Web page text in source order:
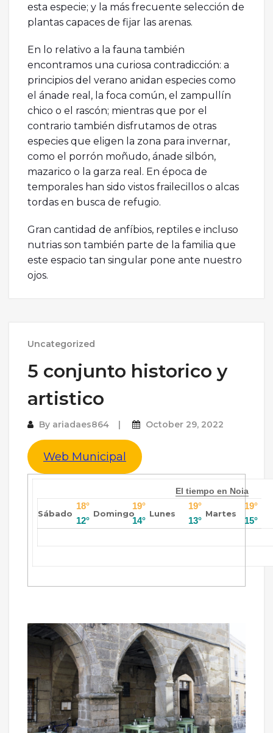
esta especie; y la más frecuente selección de
plantas capaces de fijar las arenas.
En lo relativo a la fauna también
encontramos una curiosa contradicción: a
principios del verano anidan especies como
el ánade real, la foca común, el zampullín
chico o el rascón; mientras que por el
contrario también disfrutamos de otras
especies que eligen la zona para invernar,
como el porrón moñudo, ánade silbón,
mazarico o la garza real. En época de
temporales han sido vistos frailecillos o alcas
tordas en busca de refugio.
Gran cantidad de anfíbios, reptiles e incluso
nutrias son también parte de la familia que
este espacio tan singular pone ante nuestro
ojos.
Uncategorized
5 conjunto historico y
artistico
By ariadaes864 October 29, 2022
Web Municipal
El tiempo en Noia
Sábado
18°
12°
Domingo
19°
14°
Lunes
19°
13°
Martes
19°
15°